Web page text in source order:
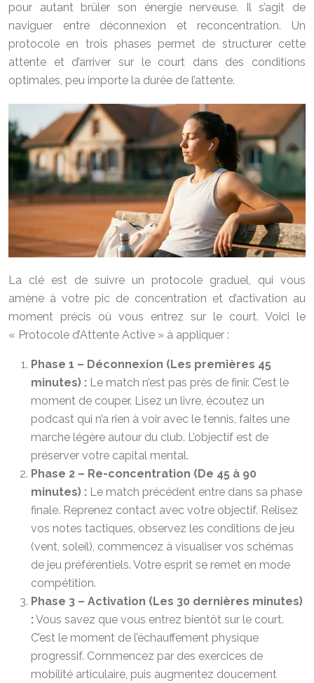
pour autant brûler son énergie nerveuse. Il s’agit de
naviguer entre déconnexion et reconcentration. Un
protocole en trois phases permet de structurer cette
attente et d’arriver sur le court dans des conditions
optimales, peu importe la durée de l’attente.
La clé est de suivre un protocole graduel, qui vous
amène à votre pic de concentration et d’activation au
moment précis où vous entrez sur le court. Voici le
« Protocole d’Attente Active » à appliquer :
Phase 1 – Déconnexion (Les premières 45
minutes) : Le match n’est pas près de finir. C’est le
moment de couper. Lisez un livre, écoutez un
podcast qui n’a rien à voir avec le tennis, faites une
marche légère autour du club. L’objectif est de
préserver votre capital mental.
Phase 2 – Re-concentration (De 45 à 90
minutes) : Le match précédent entre dans sa phase
finale. Reprenez contact avec votre objectif. Relisez
vos notes tactiques, observez les conditions de jeu
(vent, soleil), commencez à visualiser vos schémas
de jeu préférentiels. Votre esprit se remet en mode
compétition.
Phase 3 – Activation (Les 30 dernières minutes)
:Vous savez que vous entrez bientôt sur le court.
C’est le moment de l’échauffement physique
progressif. Commencez par des exercices de
mobilité articulaire, puis augmentez doucement